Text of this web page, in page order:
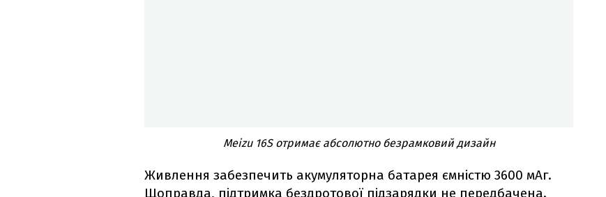
Meizu 16S отримає абсолютно безрамковий дизайн
Живлення забезпечить акумуляторна батарея ємністю 3600 мАг.
Щоправда, підтримка бездротової підзарядки не передбачена.